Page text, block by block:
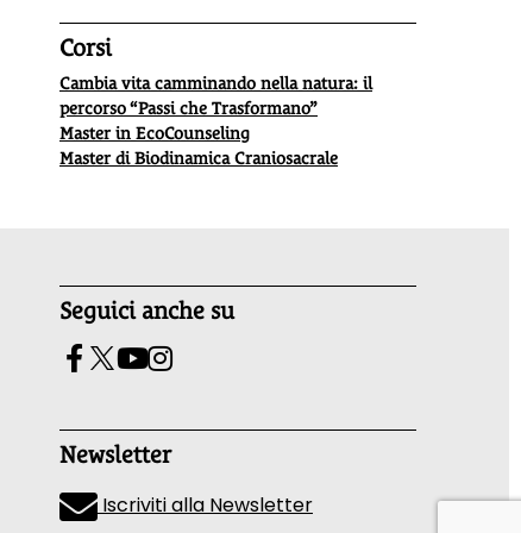
Corsi
Cambia vita camminando nella natura: il
percorso “Passi che Trasformano”
Master in EcoCounseling
Master di Biodinamica Craniosacrale
Seguici anche su
Newsletter
Iscriviti alla Newsletter